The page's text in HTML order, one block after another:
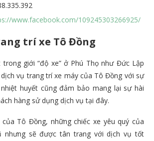
www.facebook.com/109245303266925/
trí xe Tô Đồng
trong giới “độ xe” ở Phú Thọ như Đức Lập
dịch vụ trang trí xe máy của Tô Đồng với sự
huyết cũng đảm bảo mang lại sự hài
hàng sử dụng dịch vụ tại đây.
Tô Đồng, những chiếc xe yêu quý của
nhưng sẽ được tân trang với dịch vụ tốt